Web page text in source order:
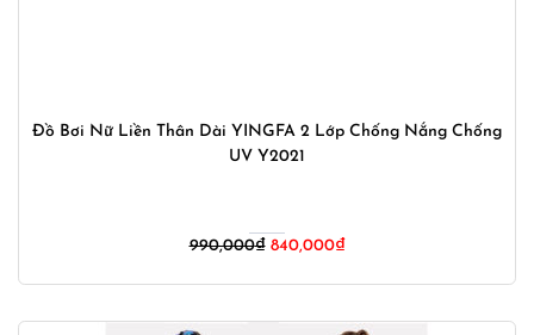
Đồ Bơi Nữ Liền Thân Dài YINGFA 2 Lớp Chống Nắng Chống
UV Y2021
990,000₫ Giá
990,000₫.
840,000₫Giá
là: